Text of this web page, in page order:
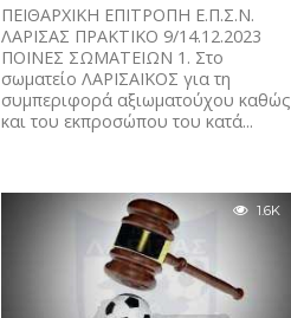
ΠΕΙΘΑΡΧΙΚΗ ΕΠΙΤΡΟΠΗ Ε.Π.Σ.Ν.
ΛΑΡΙΣΑΣ ΠΡΑΚΤΙΚΟ 9/14.12.2023
ΠΟΙΝΕΣ ΣΩΜΑΤΕΙΩΝ 1. Στο
σωματείο ΛΑΡΙΣΑΪΚΟΣ για τη
συμπεριφορά αξιωματούχου καθώς
και του εκπροσώπου του κατά...
1.6K